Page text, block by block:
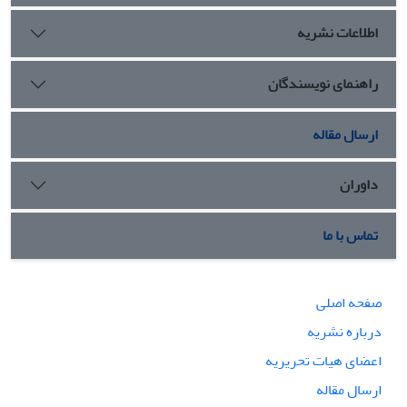
قائل شد.
اطلاعات نشریه
راهنمای نویسندگان
ارسال مقاله
داوران
تماس با ما
صفحه اصلی
درباره نشریه
اعضای هیات تحریریه
ارسال مقاله